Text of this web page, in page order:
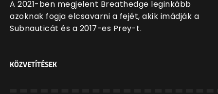
A 2021-ben megjelent Breathedge leginkább
azoknak fogja elcsavarni a fejét, akik imádják a
Subnauticát és a 2017-es Prey-t.
KÖZVETÍTÉSEK